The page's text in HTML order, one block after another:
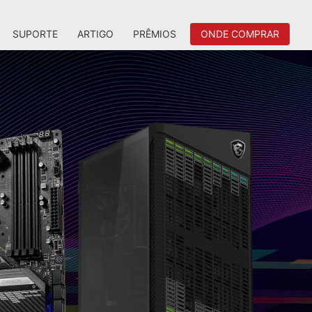
SUPORTE ARTIGO PRÊMIOS ONDE COMPRAR